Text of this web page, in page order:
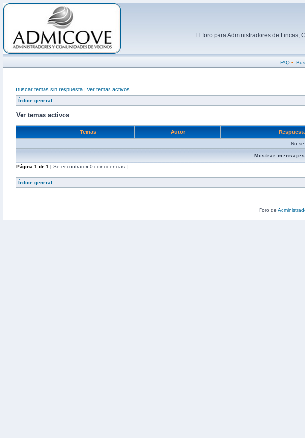
El foro para Administradores de Fincas,
FAQ•
Buscar temas sin respuesta | Ver temas activos
Índice general
Ver temas activos
Temas Autor
No se
Mostrar
Página 1 de 1 [ Se encontraron 0 coincidencias ]
Índice general
Foro de